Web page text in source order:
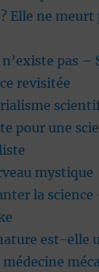
Elle ne
pas –
revisitée
pour une
mystique
la science
est-elle
médecine